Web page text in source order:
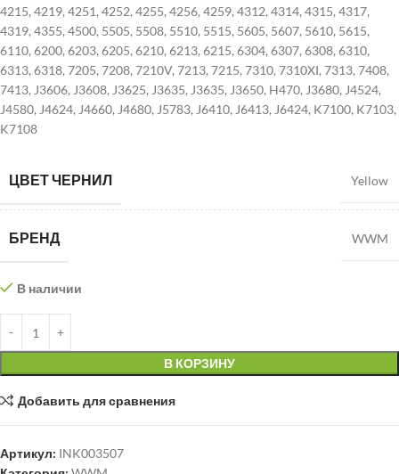
4215, 4219, 4251, 4252, 4255, 4256, 4259, 4312, 4314, 4315, 4317,
4319, 4355, 4500, 5505, 5508, 5510, 5515, 5605, 5607, 5610, 5615,
6110, 6200, 6203, 6205, 6210, 6213, 6215, 6304, 6307, 6308, 6310,
6313, 6318, 7205, 7208, 7210V, 7213, 7215, 7310, 7310XI, 7313, 7408,
7413, J3606, J3608, J3625, J3635, J3635, J3650, H470, J3680, J4524,
J4580, J4624, J4660, J4680, J5783, J6410, J6413, J6424, K7100, K7103,
K7108
ЦВЕТ ЧЕРНИЛ Yellow
БРЕНД WWM
В наличии
В КОРЗИНУ
Добавить для сравнения
Артикул: INK003507